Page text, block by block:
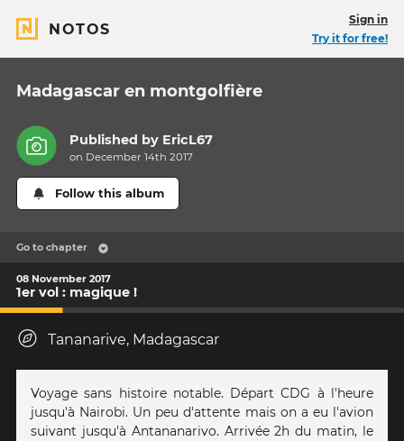
NOTOS
Sign in
Try it for free!
Madagascar en montgolfière
Published by EricL67
on December 14th 2017
Follow this album
Go to chapter
08 November 2017
1er vol : magique !
Tananarive, Madagascar
Voyage sans histoire notable. Départ CDG à l'heure
jusqu'à Nairobi. Un peu d'attente mais on a eu l'avion
suivant jusqu'à Antananarivo. Arrivée 2h du matin, le